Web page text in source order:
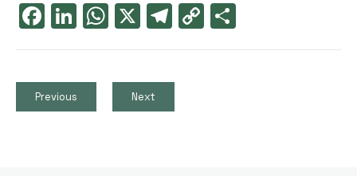
Face
Link
Wha
Tele
Cop
Previous Next